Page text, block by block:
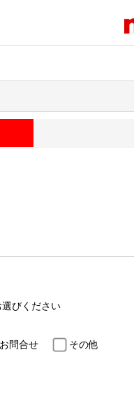
びください
問合せ その他